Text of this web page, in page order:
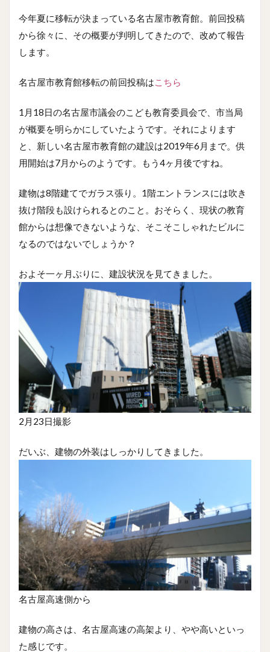
今年夏に移転が決まっている名古屋市教育館。前回投稿
から徐々に、その概要が判明してきたので、改めて報告
します。
名古屋市教育館移転の前回投稿は こちら
1月18日の名古屋市議会のこども教育委員会で、市当局
が概要を明らかにしていたようです。それによります
と、新しい名古屋市教育館の建設は2019年6月まで。供
用開始は7月からのようです。もう4ヶ月後ですね。
建物は8階建てでガラス張り。1階エントランスには吹き
抜け階段も設けられるとのこと。おそらく、現状の教育
館からは想像できないような、そこそこしゃれたビルに
なるのではないでしょうか？
およそ一ヶ月ぶりに、建設状況を見てきました。
2月23日撮影
だいぶ、建物の外装はしっかりしてきました。
名古屋高速側から
建物の高さは、名古屋高速の高架より、やや高いといっ
た感じです。